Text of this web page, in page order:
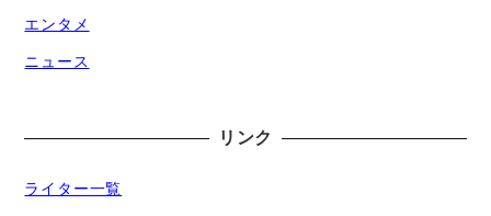
エンタメ
ニュース
リンク
ライター一覧